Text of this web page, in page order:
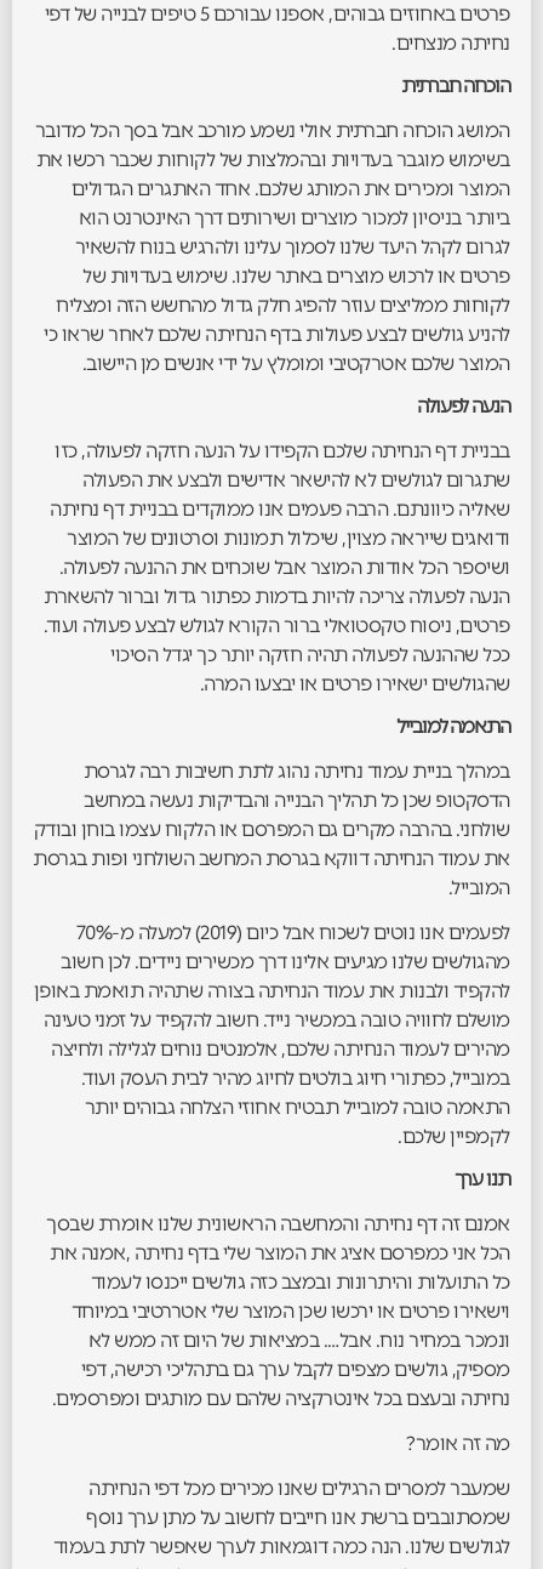
פרטים באחוזים גבוהים, אספנו עבורכם 5 טיפים לבנייה של דפי
נחיתה מנצחים.
הוכחה חברתית
המושג הוכחה חברתית אולי נשמע מורכב אבל בסך הכל מדובר
בשימוש מוגבר בעדויות ובהמלצות של לקוחות שכבר רכשו את
המוצר ומכירים את המותג שלכם. אחד האתגרים הגדולים
ביותר בניסיון למכור מוצרים ושירותים דרך האינטרנט הוא
לגרום לקהל היעד שלנו לסמוך עלינו ולהרגיש בנוח להשאיר
פרטים או לרכוש מוצרים באתר שלנו. שימוש בעדויות של
לקוחות ממליצים עוזר להפיג חלק גדול מהחשש הזה ומצליח
להניע גולשים לבצע פעולות בדף הנחיתה שלכם לאחר שראו כי
המוצר שלכם אטרקטיבי ומומלץ על ידי אנשים מן היישוב.
הנעה לפעולה
בבניית דף הנחיתה שלכם הקפידו על הנעה חזקה לפעולה, כזו
שתגרום לגולשים לא להישאר אדישים ולבצע את הפעולה
שאליה כיוונתם. הרבה פעמים אנו ממוקדים בבניית דף נחיתה
ודואגים שייראה מצוין, שיכלול תמונות וסרטונים של המוצר
ושיספר הכל אודות המוצר אבל שוכחים את ההנעה לפעולה.
הנעה לפעולה צריכה להיות בדמות כפתור גדול וברור להשארת
פרטים, ניסוח טקסטואלי ברור הקורא לגולש לבצע פעולה ועוד.
ככל שההנעה לפעולה תהיה חזקה יותר כך יגדל הסיכוי
שהגולשים ישאירו פרטים או יבצעו המרה.
התאמה למובייל
במהלך בניית עמוד נחיתה נהוג לתת חשיבות רבה לגרסת
הדסקטופ שכן כל תהליך הבנייה והבדיקות נעשה במחשב
שולחני. בהרבה מקרים גם המפרסם או הלקוח עצמו בוחן ובודק
את עמוד הנחיתה דווקא בגרסת המחשב השולחני ופות בגרסת
המובייל.
לפעמים אנו נוטים לשכוח אבל כיום (2019) למעלה מ-70%
מהגולשים שלנו מגיעים אלינו דרך מכשירים ניידים. לכן חשוב
להקפיד ולבנות את עמוד הנחיתה בצורה שתהיה תואמת באופן
מושלם לחוויה טובה במכשיר נייד. חשוב להקפיד על זמני טעינה
מהירים לעמוד הנחיתה שלכם, אלמנטים נוחים לגלילה ולחיצה
במובייל, כפתורי חיוג בולטים לחיוג מהיר לבית העסק ועוד.
התאמה טובה למובייל תבטיח אחוזי הצלחה גבוהים יותר
לקמפיין שלכם.
תנו ערך
אמנם זה דף נחיתה והמחשבה הראשונית שלנו אומרת שבסך
הכל אני כמפרסם אציג את המוצר שלי בדף נחיתה ,אמנה את
כל התועלות והיתרונות ובמצב כזה גולשים ייכנסו לעמוד
וישאירו פרטים או ירכשו שכן המוצר שלי אטררטיבי במיוחד
ונמכר במחיר נוח. אבל…. במציאות של היום זה ממש לא
מספיק, גולשים מצפים לקבל ערך גם בתהליכי רכישה, דפי
נחיתה ובעצם בכל אינטרקציה שלהם עם מותגים ומפרסמים.
מה זה אומר?
שמעבר למסרים הרגילים שאנו מכירים מכל דפי הנחיתה
שמסתובבים ברשת אנו חייבים לחשוב על מתן ערך נוסף
לגולשים שלנו. הנה כמה דוגמאות לערך שאפשר לתת בעמוד